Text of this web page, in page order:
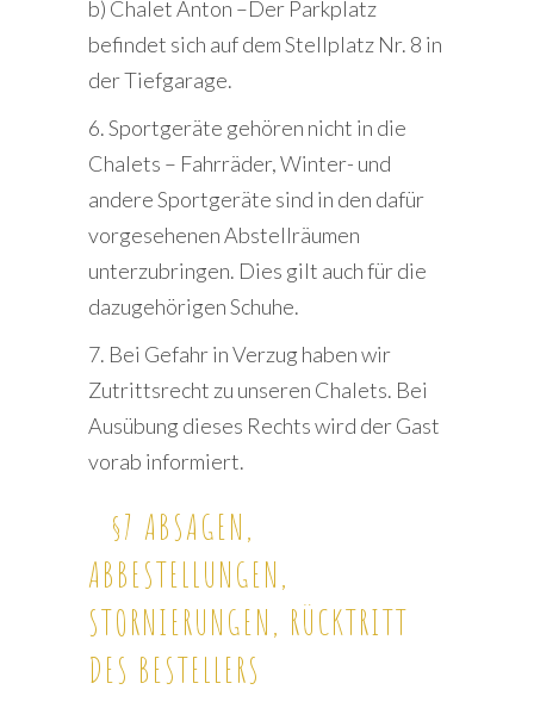
b) Chalet Anton –Der Parkplatz
befindet sich auf dem Stellplatz Nr. 8 in
der Tiefgarage.
6. Sportgeräte gehören nicht in die
Chalets – Fahrräder, Winter- und
andere Sportgeräte sind in den dafür
vorgesehenen Abstellräumen
unterzubringen. Dies gilt auch für die
dazugehörigen Schuhe.
7. Bei Gefahr in Verzug haben wir
Zutrittsrecht zu unseren Chalets. Bei
Ausübung dieses Rechts wird der Gast
vorab informiert.
§7 ABSAGEN,
ABBESTELLUNGEN,
STORNIERUNGEN, RÜCKTRITT
DES BESTELLERS